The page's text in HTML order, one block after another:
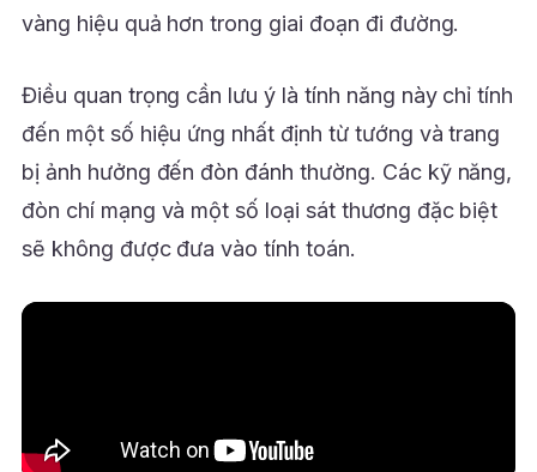
vàng hiệu quả hơn trong giai đoạn đi đường.
Điều quan trọng cần lưu ý là tính năng này chỉ tính
đến một số hiệu ứng nhất định từ tướng và trang
bị ảnh hưởng đến đòn đánh thường. Các kỹ năng,
đòn chí mạng và một số loại sát thương đặc biệt
sẽ không được đưa vào tính toán.